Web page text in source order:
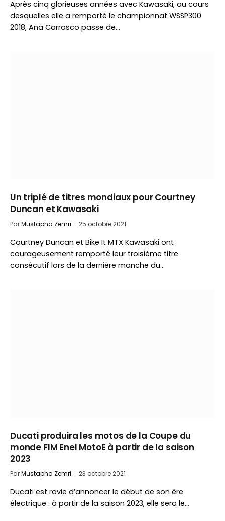
Après cinq glorieuses années avec Kawasaki, au cours
desquelles elle a remporté le championnat WSSP300
2018, Ana Carrasco passe de…
Un triplé de titres mondiaux pour Courtney
Duncan et Kawasaki
ParMustapha Zemri 25 octobre 2021
Courtney Duncan et Bike It MTX Kawasaki ont
courageusement remporté leur troisième titre
consécutif lors de la dernière manche du…
Ducati produira les motos de la Coupe du
monde FIM Enel MotoE à partir de la saison
2023
ParMustapha Zemri 23 octobre 2021
Ducati est ravie d’annoncer le début de son ère
électrique : à partir de la saison 2023, elle sera le…